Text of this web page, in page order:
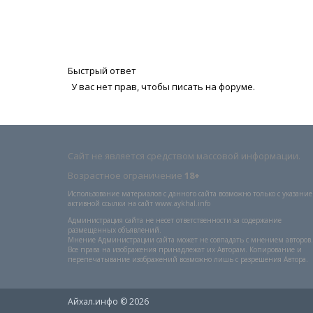
Быстрый ответ
У вас нет прав, чтобы писать на форуме.
Сайт не является средством массовой информации.
Возрастное ограничение 18+
Использование материалов с данного сайта возможно только с
активной ссылки на сайт www.aykhal.info
Администрация сайта не несет ответственности за содержание
размещенных объявлений.
Мнение Администрации сайта может не совпадать с мнением авторов.
Все права на изображения принадлежат их Авторам. Копирование и
перепечатывание изображений возможно лишь с разрешения Автора.
Айхал.инфо © 2026